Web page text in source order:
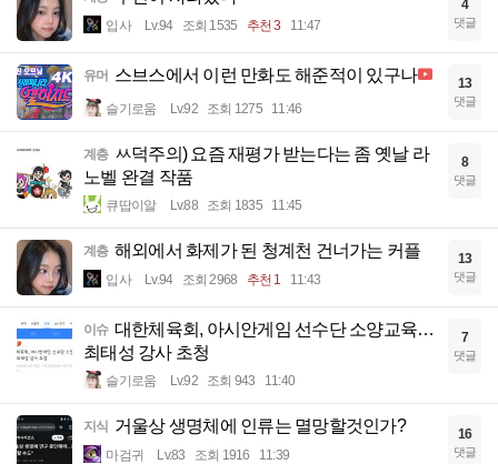
입사 Lv.94 조회 1535 추천 3 11:47
4
댓글
유머 스브스에서 이런 만화도 해준적이 있구나
슬기로움 Lv.92 조회 1275 11:46
13
댓글
계층 ㅆ덕주의) 요즘 재평가 받는다는 좀 옛날 라
노벨 완결 작품
큐땁이알 Lv.88 조회 1835 11:45
8
댓글
계층 해외에서 화제가 된 청계천 건너가는 커플
입사 Lv.94 조회 2968 추천 1 11:43
13
댓글
이슈 대한체육회, 아시안게임 선수단 소양교육…
최태성 강사 초청
슬기로움 Lv.92 조회 943 11:40
7
댓글
지식 거울상 생명체에 인류는 멸망할것인가?
마검귀 Lv.83 조회 1916 11:39
16
댓글